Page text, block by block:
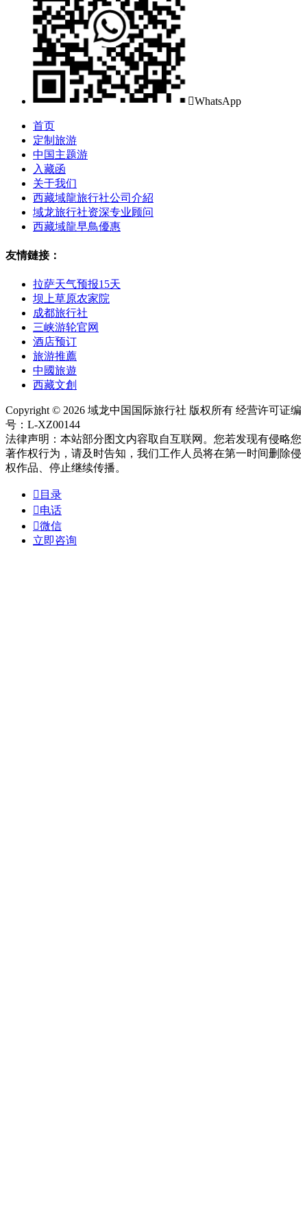
WhatsApp
首页
定制旅游
中国主题游
入藏函
关于我们
西藏域龍旅行社公司介紹
域龙旅行社资深专业顾问
西藏域龍早鳥優惠
友情鏈接：
拉萨天气预报15天
坝上草原农家院
成都旅行社
三峡游轮官网
酒店预订
旅游推薦
中國旅遊
西藏文創
Copyright © 2026 域龙中国国际旅行社 版权所有 经营许可证编
号：L-XZ00144
法律声明：本站部分图文内容取自互联网。您若发现有侵略您
著作权行为，请及时告知，我们工作人员将在第一时间删除侵
权作品、停止继续传播。
 目录
电话
微信
立即咨询